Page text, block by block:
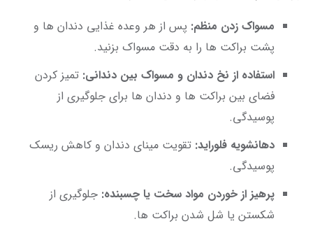
مسواک زدن منظم: پس از هر وعده غذایی دندان ها و
پشت براکت ها را به دقت مسواک بزنید.
استفاده از نخ دندان و مسواک بین دندانی: تمیز کردن
فضای بین براکت ها و دندان ها برای جلوگیری از
پوسیدگی.
دهانشویه فلوراید: تقویت مینای دندان و کاهش ریسک
پوسیدگی.
پرهیز از خوردن مواد سخت یا چسبنده: جلوگیری از
شکستن یا شل شدن براکت ها.